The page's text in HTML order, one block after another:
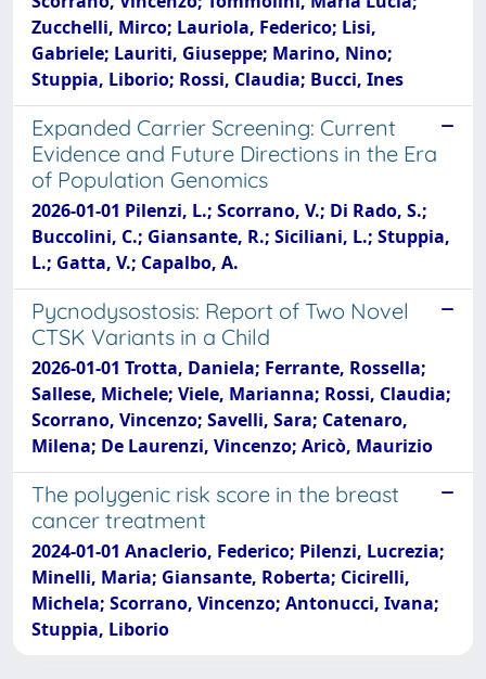
Zucchelli, Mirco; Lauriola, Federico; Lisi,
Gabriele; Lauriti, Giuseppe; Marino, Nino;
Stuppia, Liborio; Rossi, Claudia; Bucci, Ines
Expanded Carrier Screening: Current
Evidence and Future Directions in the Era
of Population Genomics
2026-01-01 Pilenzi, L.; Scorrano, V.; Di Rado, S.;
Buccolini, C.; Giansante, R.; Siciliani, L.; Stuppia,
L.; Gatta, V.; Capalbo, A.
Pycnodysostosis: Report of Two Novel
CTSK Variants in a Child
2026-01-01 Trotta, Daniela; Ferrante, Rossella;
Sallese, Michele; Viele, Marianna; Rossi, Claudia;
Scorrano, Vincenzo; Savelli, Sara; Catenaro,
Milena; De Laurenzi, Vincenzo; Aricò, Maurizio
The polygenic risk score in the breast
cancer treatment
2024-01-01 Anaclerio, Federico; Pilenzi, Lucrezia;
Minelli, Maria; Giansante, Roberta; Cicirelli,
Michela; Scorrano, Vincenzo; Antonucci, Ivana;
Stuppia, Liborio